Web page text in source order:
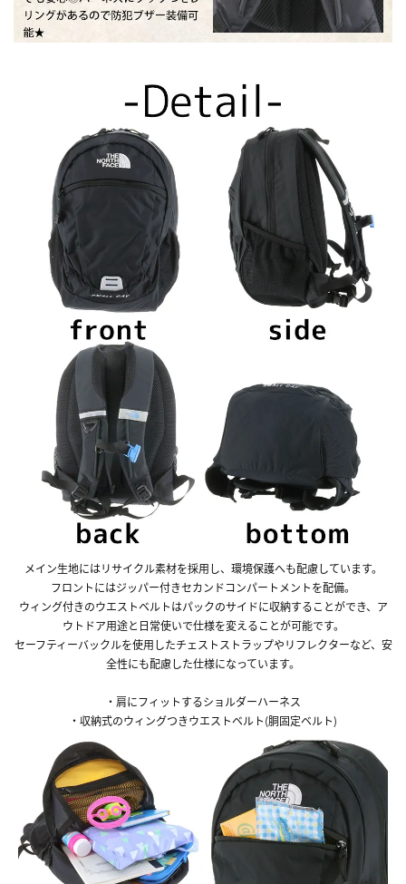
メイン生地にはリサイクル素材を採用し、環境保護へも配慮しています。
フロントにはジッパー付きセカンドコンパートメントを配備。
ウィング付きのウエストベルトはパックのサイドに収納することができ、ア
ウトドア用途と日常使いで仕様を変えることが可能です。
セーフティーバックルを使用したチェストストラップやリフレクターなど、安
全性にも配慮した仕様になっています。
・肩にフィットするショルダーハーネス
・収納式のウィングつきウエストベルト(胴固定ベルト)